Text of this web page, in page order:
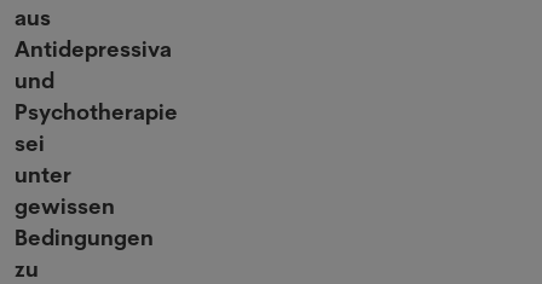
aus
Antidepressiva
und
Psychotherapie
sei
unter
gewissen
Bedingungen
zu